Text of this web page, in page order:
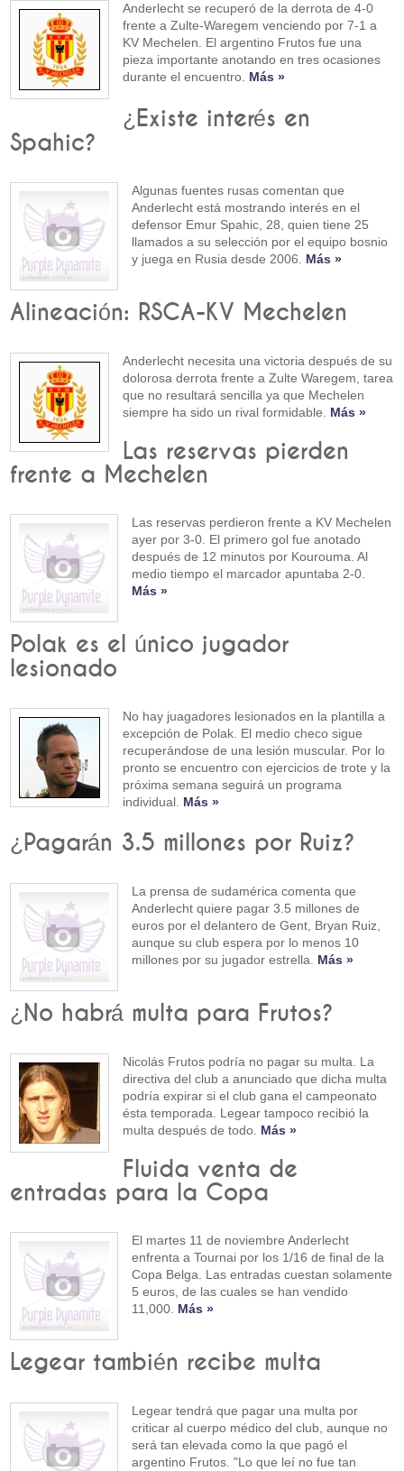
Anderlecht se recuperó de la derrota de 4-0
frente a Zulte-Waregem venciendo por 7-1 a
KV Mechelen. El argentino Frutos fue una
pieza importante anotando en tres ocasiones
durante el encuentro. Más »
¿Existe interés en
Spahic?
Algunas fuentes rusas comentan que
Anderlecht está mostrando interés en el
defensor Emur Spahic, 28, quien tiene 25
llamados a su selección por el equipo bosnio
y juega en Rusia desde 2006. Más »
Alineación: RSCA-KV Mechelen
Anderlecht necesita una victoria después de su
dolorosa derrota frente a Zulte Waregem, tarea
que no resultará sencilla ya que Mechelen
siempre ha sido un rival formidable. Más »
Las reservas pierden
frente a Mechelen
Las reservas perdieron frente a KV Mechelen
ayer por 3-0. El primero gol fue anotado
después de 12 minutos por Kourouma. Al
medio tiempo el marcador apuntaba 2-0.
Más »
Polak es el único jugador
lesionado
No hay juagadores lesionados en la plantilla a
excepción de Polak. El medio checo sigue
recuperándose de una lesión muscular. Por lo
pronto se encuentro con ejercicios de trote y la
próxima semana seguirá un programa
individual. Más »
¿Pagarán 3.5 millones por Ruiz?
La prensa de sudamérica comenta que
Anderlecht quiere pagar 3.5 millones de
euros por el delantero de Gent, Bryan Ruiz,
aunque su club espera por lo menos 10
millones por su jugador estrella. Más »
¿No habrá multa para Frutos?
Nicolás Frutos podría no pagar su multa. La
directiva del club a anunciado que dicha multa
podría expirar si el club gana el campeonato
ésta temporada. Legear tampoco recibió la
multa después de todo. Más »
Fluida venta de
entradas para la Copa
El martes 11 de noviembre Anderlecht
enfrenta a Tournai por los 1/16 de final de la
Copa Belga. Las entradas cuestan solamente
5 euros, de las cuales se han vendido
11,000. Más »
Legear también recibe multa
Legear tendrá que pagar una multa por
criticar al cuerpo médico del club, aunque no
será tan elevada como la que pagó el
argentino Frutos. "Lo que leí no fue tan